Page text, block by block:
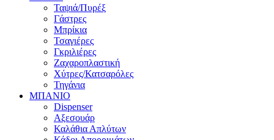
Ταψιά/Πυρέξ
Γάστρες
Μπρίκια
Τσαγιέρες
Γκριλιέρες
Ζαχαροπλαστική
Χύτρες/Κατσαρόλες
Τηγάνια
ΜΠΑΝΙΟ
Dispenser
Αξεσουάρ
Καλάθια Απλύτων